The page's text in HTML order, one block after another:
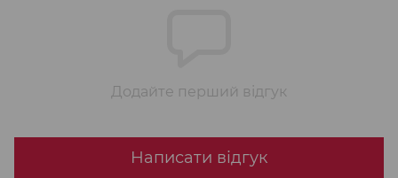
Додайте перший відгук
Написати відгук